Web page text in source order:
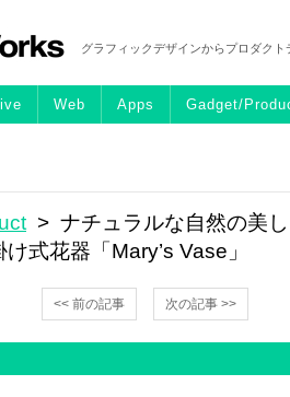
グラフィックデザインからプロダク
Web Apps Gadget/
> ナチュラルな自然の美
式花器「Mary’s Vase」
<< 前の記事 次の記事 >>